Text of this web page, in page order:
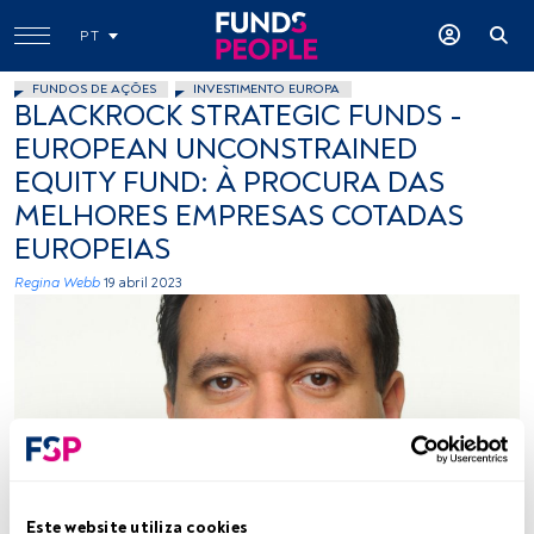
Este website utiliza cookies
PT
FUNDOS DE AÇÕES INVESTIMENTO EUROPA
BLACKROCK STRATEGIC FUNDS -
EUROPEAN UNCONSTRAINED
EQUITY FUND: À PROCURA DAS
MELHORES EMPRESAS COTADAS
EUROPEIAS
Regina Webb 19 abril 2023